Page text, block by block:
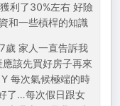
利了30%左右 好險
和一些槓桿的知識
歲 家人一直告訴我
該先買好房子再來
每次氣候極端的時
了…每次假日跟女